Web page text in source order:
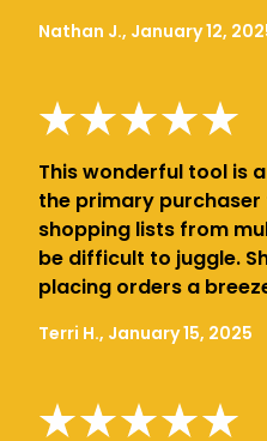
Nathan J., January 12,
This wonderful tool is
the primary
shopping lists from
be difficult to juggle.
placing orders a
Terri H., January 15, 2025